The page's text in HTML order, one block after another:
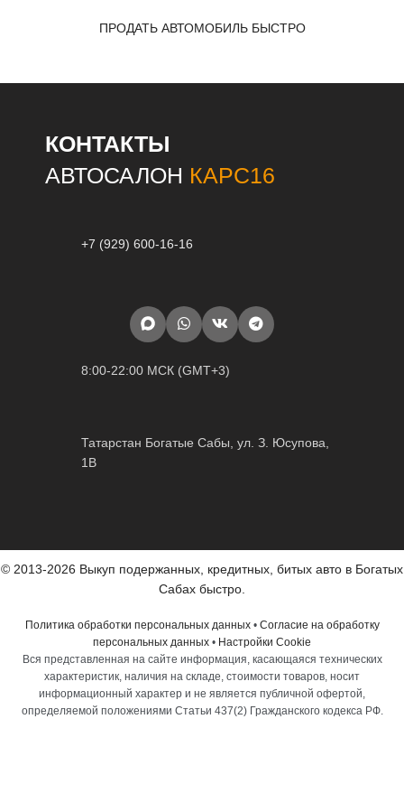
ПРОДАТЬ АВТОМОБИЛЬ БЫСТРО
КОНТАКТЫ
АВТОСАЛОН КАРС16
+7 (929) 600-16-16
8:00-22:00 МСК (GMT+3)
Татарстан Богатые Сабы, ул. З. Юсупова,
1В
© 2013-2026 Выкуп подержанных, кредитных, битых авто в Богатых
Сабах быстро.
Политика обработки персональных данных• Согласие на обработку
персональных данных • Настройки Cookie
Вся представленная на сайте информация, касающаяся технических
характеристик, наличия на складе, стоимости товаров, носит
информационный характер и не является публичной офертой,
определяемой положениями Статьи 437(2) Гражданского кодекса РФ.